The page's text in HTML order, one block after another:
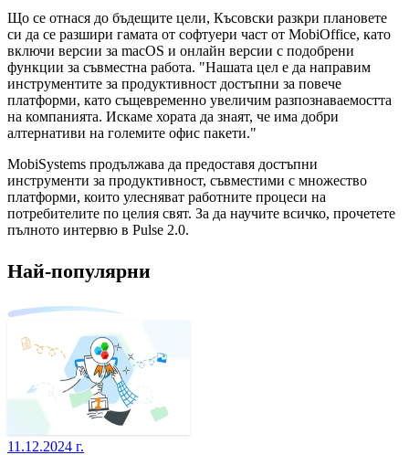
Що се отнася до бъдещите цели, Късовски разкри плановете
си да се разшири гамата от софтуери част от MobiOffice, като
включи версии за macOS и онлайн версии с подобрени
функции за съвместна работа. "Нашата цел е да направим
инструментите за продуктивност достъпни за повече
платформи, като същевременно увеличим разпознаваемостта
на компанията. Искаме хората да знаят, че има добри
алтернативи на големите офис пакети."
MobiSystems продължава да предоставя достъпни
инструменти за продуктивност, съвместими с множество
платформи, които улесняват работните процеси на
потребителите по целия свят. За да научите всичко, прочетете
пълното интервю в Pulse 2.0.
Най-популярни
11.12.2024 г.